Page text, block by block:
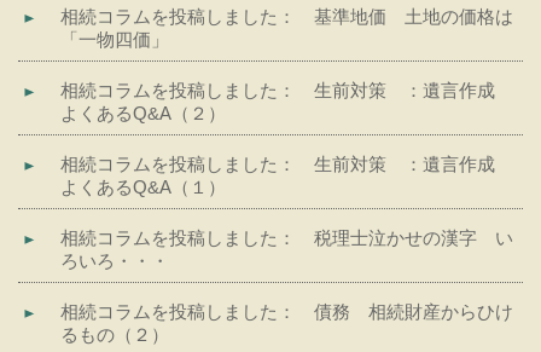
相続コラムを投稿しました： 基準地価 土地の価格は
「一物四価」
相続コラムを投稿しました： 生前対策 ：遺言作成
よくあるQ&A（２）
相続コラムを投稿しました： 生前対策 ：遺言作成
よくあるQ&A（１）
相続コラムを投稿しました： 税理士泣かせの漢字 い
ろいろ・・・
相続コラムを投稿しました： 債務 相続財産からひけ
るもの（２）